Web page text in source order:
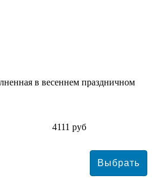
в весеннем праздничном
4111 руб